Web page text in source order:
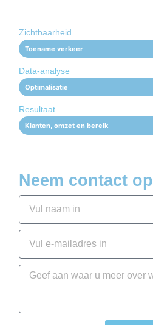
Zichtbaarheid
Toename verkeer
Data-analyse
Optimalisatie
Resultaat
Klanten, omzet en bereik
Neem contact op
i